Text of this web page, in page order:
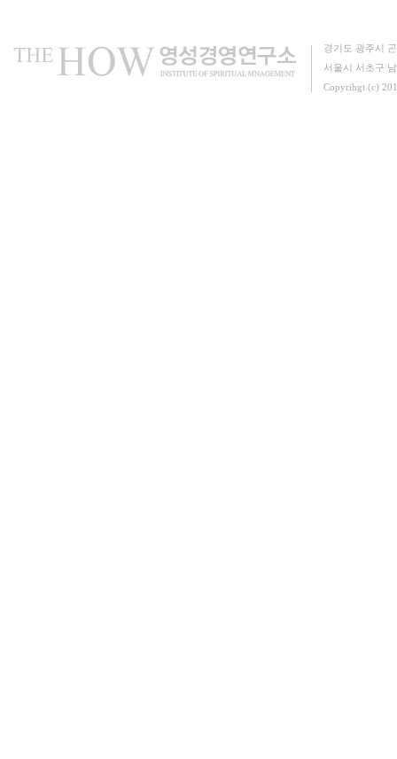
경기도 광주시
서울시 서초구
Copyrihgt (c)